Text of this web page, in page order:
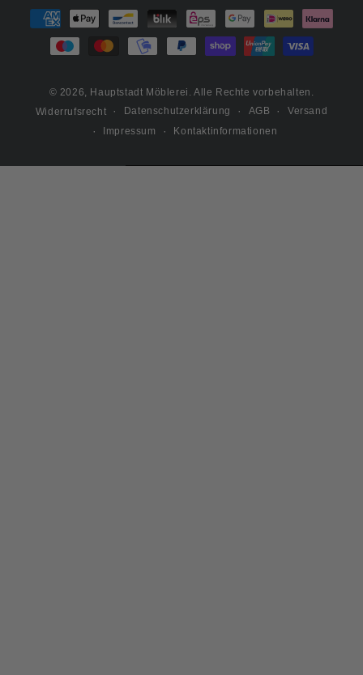
© 2026, Hauptstadt Möblerei . Alle Rechte vorbehalten.
Widerrufsrecht
Datenschutzerklärung AGB
Versand
Impressum
Kontaktinformationen
Zahlungsmöglichkeiten